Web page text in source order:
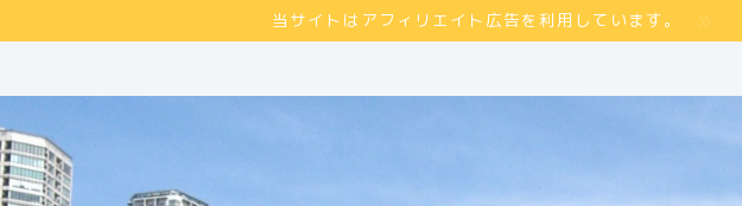
当サイトはアフィリエイト広告を利用しています。